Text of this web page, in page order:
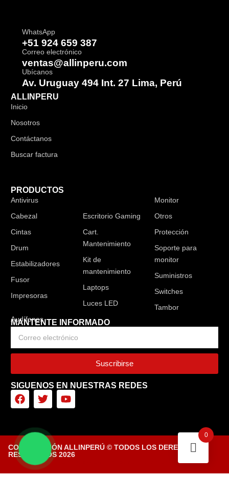
WhatsApp
+51 924 659 387
Correo electrónico
ventas@allinperu.com
Ubícanos
Av. Uruguay 494 Int. 27 Lima, Perú
ALLINPERU
Inicio
Nosotros
Contáctanos
Buscar factura
PRODUCTOS
Antivirus
Cabezal
Cintas
Drum
Estabilizadores
Fusor
Impresoras
Escritorio Gaming
Cart.
Mantenimiento
Kit de
mantenimiento
Laptops
Luces LED
Monitor
Otros
Protección
Soporte para
monitor
Suministros
Switches
Tambor
MANTENTE INFORMADO
Suscribirse
SIGUENOS EN NUESTRAS REDES
CORPORACIÓN ALLINPERÚ © TODOS LOS DERECHOS
RESERVADOS 2026
0